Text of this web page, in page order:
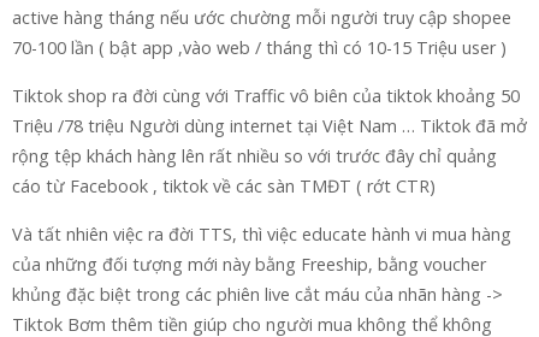
active hàng tháng nếu ước chường mỗi người truy cập shopee
70-100 lần ( bật app ,vào web / tháng thì có 10-15 Triệu user )
Tiktok shop ra đời cùng với Traffic vô biên của tiktok khoảng 50
Triệu /78 triệu Người dùng internet tại Việt Nam … Tiktok đã mở
rộng tệp khách hàng lên rất nhiều so với trước đây chỉ quảng
cáo từ Facebook , tiktok về các sàn TMĐT ( rớt CTR)
Và tất nhiên việc ra đời TTS, thì việc educate hành vi mua hàng
của những đối tượng mới này bằng Freeship, bằng voucher
khủng đặc biệt trong các phiên live cắt máu của nhãn hàng ->
Tiktok Bơm thêm tiền giúp cho người mua không thể không